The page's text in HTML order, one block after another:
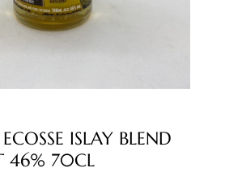
ISLAY BLEND
46% 70CL